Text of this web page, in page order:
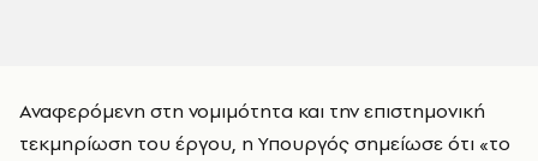
Αναφερόμενη στη νομιμότητα και την επιστημονική
τεκμηρίωση του έργου, η Υπουργός σημείωσε ότι «το